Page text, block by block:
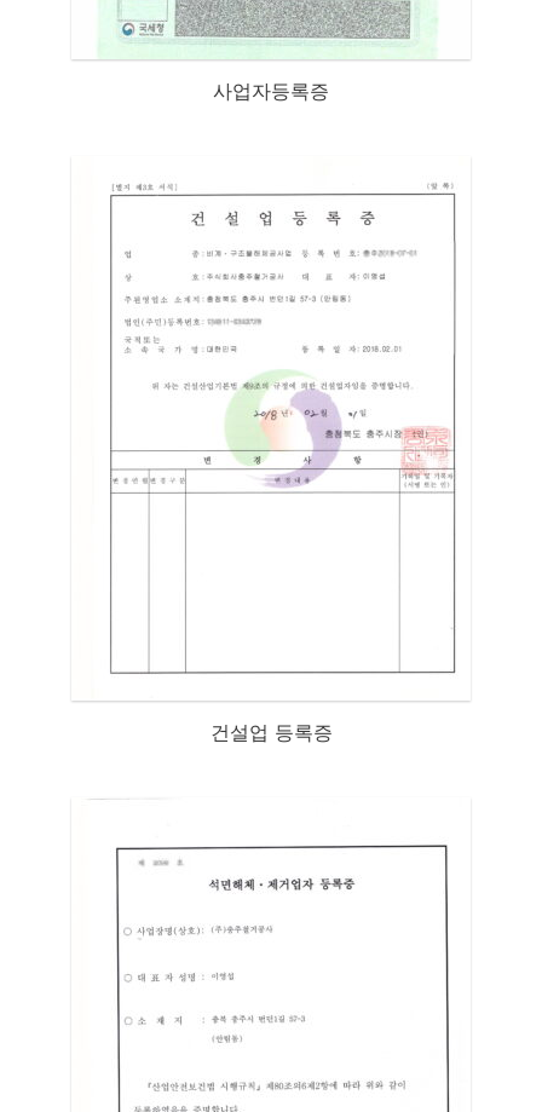
사업자등록증
건설업 등록증